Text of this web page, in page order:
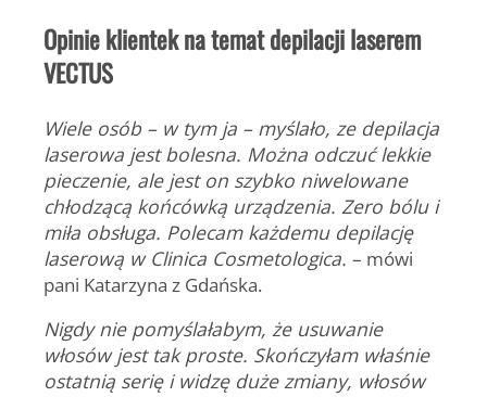
Opinie klientek na temat depilacji laserem
VECTUS
Wiele osób – w tym ja – myślało, ze depilacja
laserowa jest bolesna. Można odczuć lekkie
pieczenie, ale jest on szybko niwelowane
chłodzącą końcówką urządzenia. Zero bólu i
miła obsługa. Polecam każdemu depilację
laserową w Clinica Cosmetologica. – mówi
pani Katarzyna z Gdańska.
Nigdy nie pomyślałabym, że usuwanie
włosów jest tak proste. Skończyłam właśnie
ostatnią serię i widzę duże zmiany, włosów